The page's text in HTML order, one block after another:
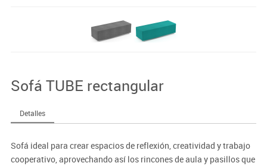
Sofá TUBE rectangular
Detalles
Sofá ideal para crear espacios de reflexión, creatividad y trabajo
cooperativo, aprovechando así los rincones de aula y pasillos que